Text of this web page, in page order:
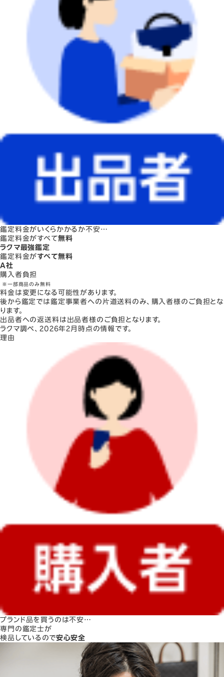
鑑定料金がいくらかかるか不安…
鑑定料金がすべて無料
ラクマ最強鑑定
鑑定料金がすべて無料
A社
購入者負担
※一部商品のみ無料
料金は変更になる可能性があります。
後から鑑定では鑑定事業者への片道送料のみ、購入者様のご負担とな
ります。
出品者への返送料は出品者様のご負担となります。
ラクマ調べ、2026年2月時点の情報です。
理由
ブランド品を買うのは不安…
専門の鑑定士が
検品しているので安心安全